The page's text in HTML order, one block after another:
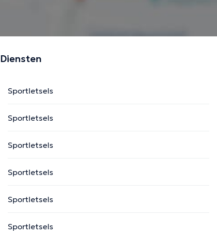
Diensten
Sportletsels
Sportletsels
Sportletsels
Sportletsels
Sportletsels
Sportletsels